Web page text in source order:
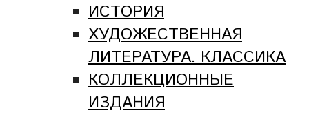
ИСТОРИЯ
ХУДОЖЕСТВЕННАЯ
ЛИТЕРАТУРА. КЛАССИКА
КОЛЛЕКЦИОННЫЕ
ИЗДАНИЯ